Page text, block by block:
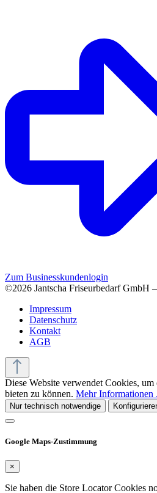
Zum Businesskundenlogin
©2026 Jantscha Friseurbedarf GmbH
Impressum
Datenschutz
Kontakt
AGB
Diese Website verwendet Cookies,
bieten zu können. Mehr Informationen
Nur technisch notwendige
Google Maps-Zustimmung
×
Sie haben die Store Locator Cookies